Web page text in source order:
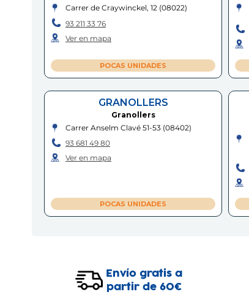
Carrer de Craywinckel, 12(08022)
93 211 33 76
Ver en mapa
POCAS UNIDADES
GRANOLLERS
Granollers
Carrer Anselm Clavé 51-53(08402)
93 681 49 80
Ver en mapa
POCAS UNIDADES
Carrer Roselló, 3, Local 13-14
93 895 41 05
Envío gratis a
partir de 60€